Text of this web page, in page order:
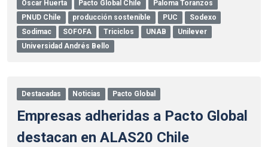
Óscar Huerta
Pacto Global Chile
Paloma Toranzos
PNUD Chile
producción sostenible PUC
Sodexo
Sodimac
SOFOFA Triciclos UNAB
Unilever
Universidad Andrés Bello
Destacadas Noticias Pacto Global
Empresas adheridas a Pacto Global
destacan en ALAS20 Chile